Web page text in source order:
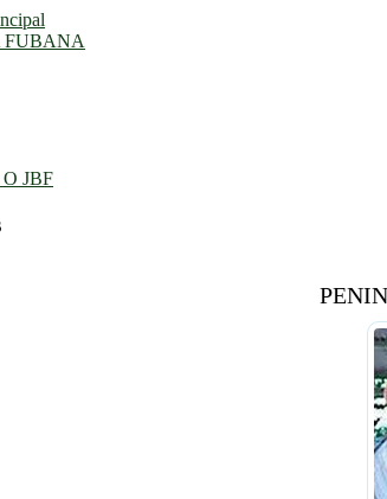
FUBANA
JBF